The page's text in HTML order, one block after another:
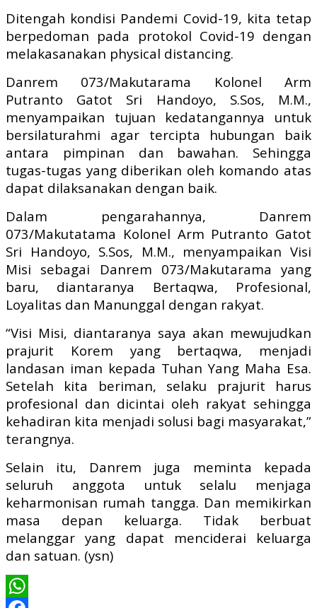
Ditengah kondisi Pandemi Covid-19, kita tetap
berpedoman pada protokol Covid-19 dengan
melakasanakan physical distancing.
Danrem 073/Makutarama Kolonel Arm
Putranto Gatot Sri Handoyo, S.Sos, M.M.,
menyampaikan tujuan kedatangannya untuk
bersilaturahmi agar tercipta hubungan baik
antara pimpinan dan bawahan. Sehingga
tugas-tugas yang diberikan oleh komando atas
dapat dilaksanakan dengan baik.
Dalam pengarahannya, Danrem
073/Makutatama Kolonel Arm Putranto Gatot
Sri Handoyo, S.Sos, M.M., menyampaikan Visi
Misi sebagai Danrem 073/Makutarama yang
baru, diantaranya Bertaqwa, Profesional,
Loyalitas dan Manunggal dengan rakyat.
“Visi Misi, diantaranya saya akan mewujudkan
prajurit Korem yang bertaqwa, menjadi
landasan iman kepada Tuhan Yang Maha Esa.
Setelah kita beriman, selaku prajurit harus
profesional dan dicintai oleh rakyat sehingga
kehadiran kita menjadi solusi bagi masyarakat,”
terangnya.
Selain itu, Danrem juga meminta kepada
seluruh anggota untuk selalu menjaga
keharmonisan rumah tangga. Dan memikirkan
masa depan keluarga. Tidak berbuat
melanggar yang dapat menciderai keluarga
dan satuan. (ysn)